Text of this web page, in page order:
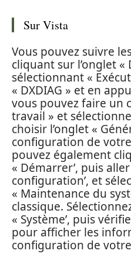
Sur Vista
Vous pouvez suivre
cliquant sur l’onglet «
sélectionnant «
« DXDIAG » et en
vous pouvez faire un
travail » et
choisir l’onglet «
configuration de
pouvez également
« Démarrer’, puis
configuration’, et
« Maintenance du
classique.
« Système’, puis
pour afficher les
configuration de